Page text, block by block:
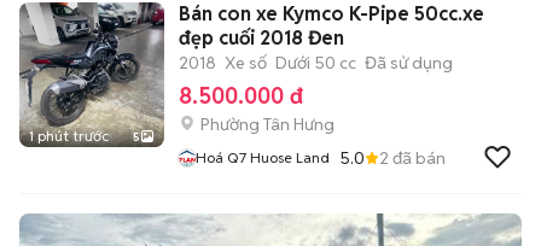
1 phút trước 5
Bán con xe Kymco K-Pipe 50cc.xe
đẹp cuối 2018 Đen
2018 Xe số Dưới 50 cc Đã sử dụng
8.500.000 đ
Phường Tân Hưng
Hoá Q7 Huose Land 5.0 2 đã bán